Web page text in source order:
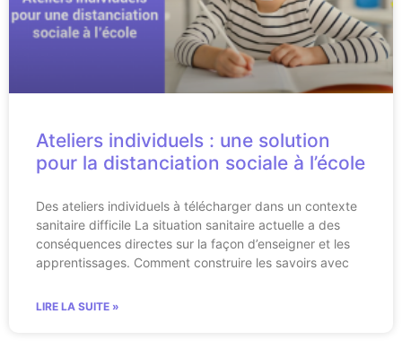
Ateliers individuels : une solution
pour la distanciation sociale à l’école
Des ateliers individuels à télécharger dans un contexte
sanitaire difficile La situation sanitaire actuelle a des
conséquences directes sur la façon d’enseigner et les
apprentissages. Comment construire les savoirs avec
LIRE LA SUITE »